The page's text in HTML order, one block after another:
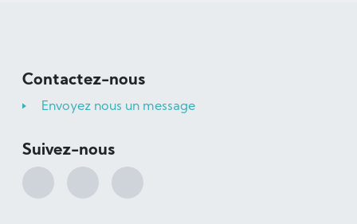
Contactez-nous
Envoyez nous un message
Suivez-nous